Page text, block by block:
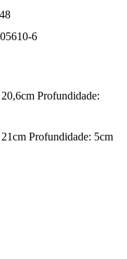
6
Profundidade:
Profundidade: 5cm